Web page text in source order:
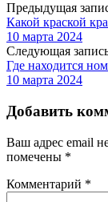
Предыдущая
Какой краской
10 марта 2024
Следующая
Где находится
10 марта 2024
Добавить
Ваш адрес email
помечены *
Комментарий *